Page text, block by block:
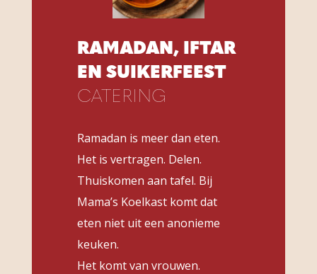
RAMADAN, IFTAR
EN SUIKERFEEST
CATERING
Ramadan is meer dan eten.
Het is vertragen. Delen.
Thuiskomen aan tafel. Bij
Mama’s Koelkast komt dat
eten niet uit een anonieme
keuken.
Het komt van vrouwen.